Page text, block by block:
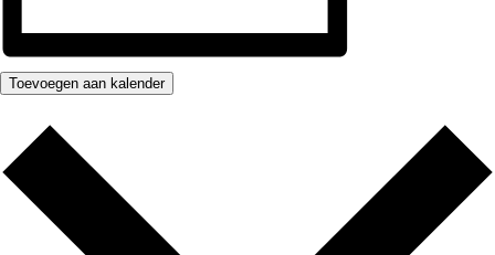
Toevoegen aan kalender